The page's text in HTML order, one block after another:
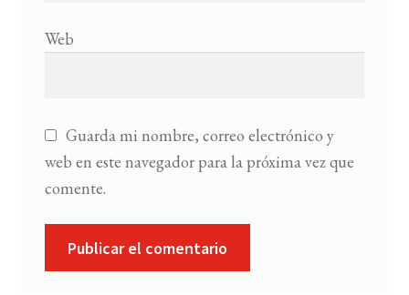
Web
Guarda mi nombre, correo electrónico y
web en este navegador para la próxima vez que
comente.